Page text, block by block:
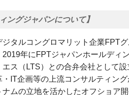
ングジャパンについて】
タルコングロマリット企業FPT
2019年にFPTジャパンホールディ
ス（LTS）との合弁会社として
IT企画等の上流コンサルティン
ナムの立地を活かしたオフショア